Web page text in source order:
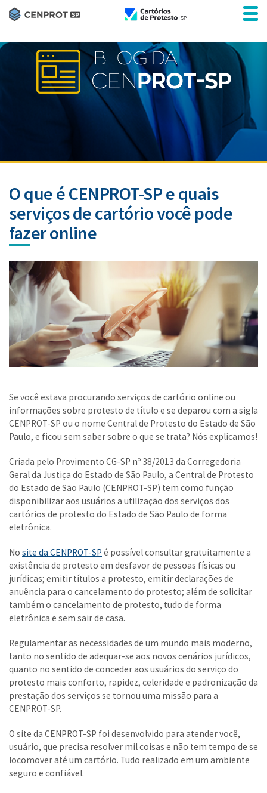
O que é CENPROT-SP e quais
serviços de cartório você pode
fazer online
Se você estava procurando serviços de cartório online ou
informações sobre protesto de título e se deparou com a sigla
CENPROT-SP ou o nome Central de Protesto do Estado de São
Paulo, e ficou sem saber sobre o que se trata? Nós explicamos!
Criada pelo Provimento CG-SP nº 38/2013 da Corregedoria
Geral da Justiça do Estado de São Paulo, a Central de Protesto
do Estado de São Paulo (CENPROT-SP) tem como função
disponibilizar aos usuários a utilização dos serviços dos
cartórios de protesto do Estado de São Paulo de forma
eletrônica.
No site da CENPROT-SP é possível consultar gratuitamente a
existência de protesto em desfavor de pessoas físicas ou
jurídicas; emitir títulos a protesto, emitir declarações de
anuência para o cancelamento do protesto; além de solicitar
também o cancelamento de protesto, tudo de forma
eletrônica e sem sair de casa.
Regulamentar as necessidades de um mundo mais moderno,
tanto no sentido de adequar-se aos novos cenários jurídicos,
quanto no sentido de conceder aos usuários do serviço do
protesto mais conforto, rapidez, celeridade e padronização da
prestação dos serviços se tornou uma missão para a
CENPROT-SP.
O site da CENPROT-SP foi desenvolvido para atender você,
usuário, que precisa resolver mil coisas e não tem tempo de se
locomover até um cartório. Tudo realizado em um ambiente
seguro e confiável.